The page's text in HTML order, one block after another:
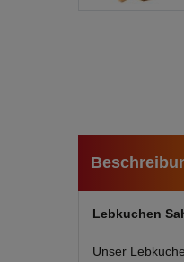
Lebkuchen
Unser